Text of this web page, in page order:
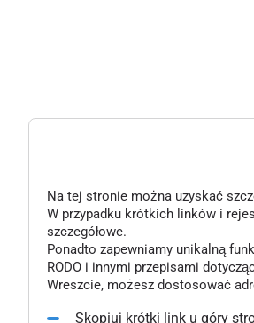
Na tej stronie można uzyskać
W przypadku krótkich linków i
szczegółowe.
Ponadto zapewniamy unikalną
RODO i innymi przepisami
Wreszcie, możesz dostosować
Skopiuj krótki link u góry